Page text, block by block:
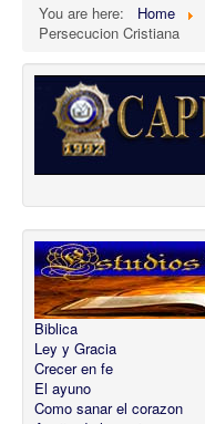
You are here: Home
Persecucion Cristiana
Biblica
Ley y Gracia
Crecer en fe
El ayuno
Como sanar el corazon